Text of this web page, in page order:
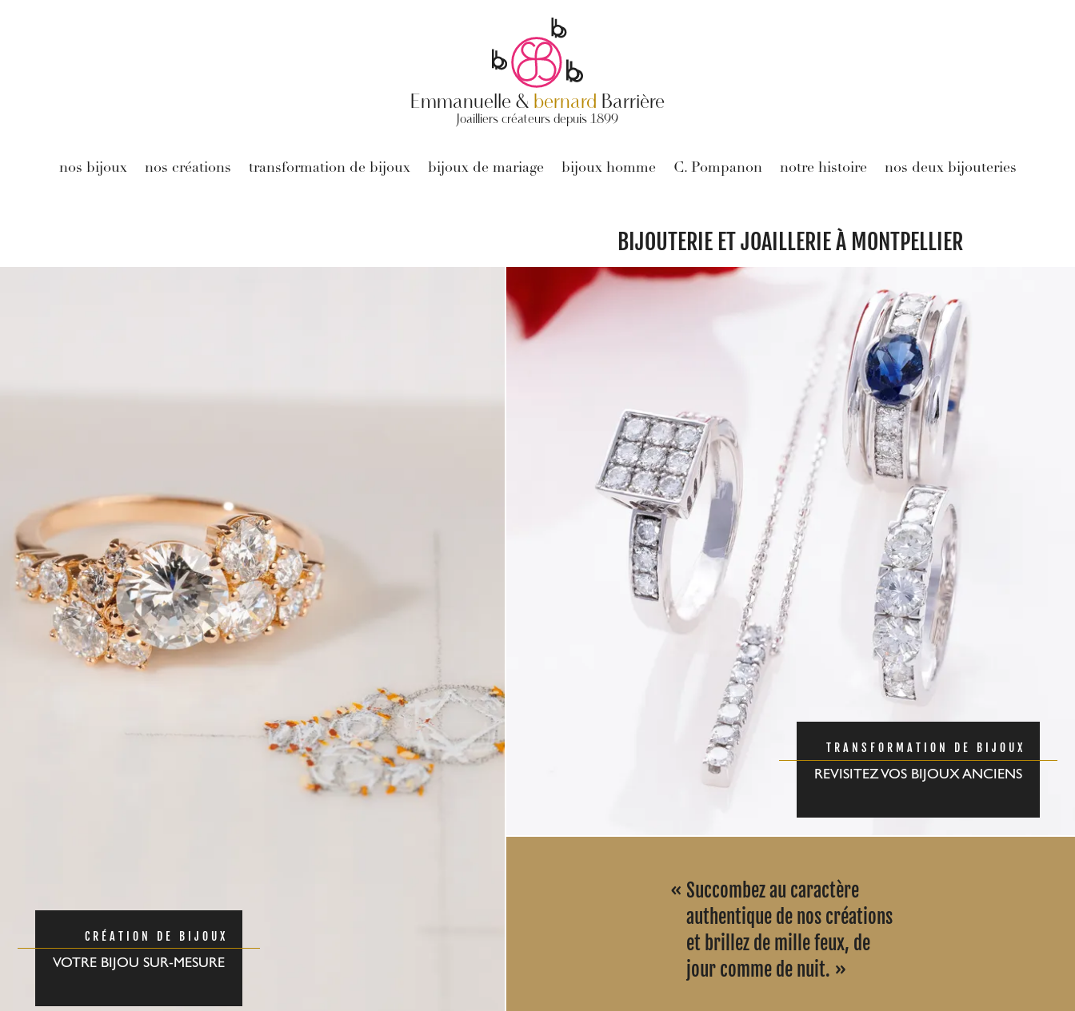
Emmanuelle & bernard Barrière
Joailliers créateurs depuis 1899
nos bijoux nos créations transformation de bijoux bijoux de mariage bijoux homme C. Pompanon notre histoire nos deux bijouteries
BIJOUTERIE ET JOAILLERIE À MONTPELLIER
CRÉATION DE BIJOUX
VOTRE BIJOU SUR-MESURE
Succombez au caractère
authentique de nos créations
et brillez de mille feux, de
jour comme de nuit.
TRANSFORMATION DE BIJOUX
REVISITEZ VOS BIJOUX ANCIENS